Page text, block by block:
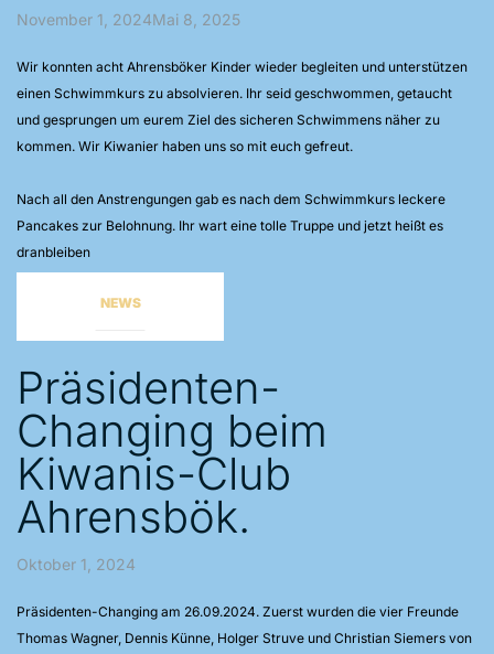
November 1, 2024Mai 8, 2025
Wir konnten acht Ahrensböker Kinder wieder begleiten und unterstützen
einen Schwimmkurs zu absolvieren. Ihr seid geschwommen, getaucht
und gesprungen um eurem Ziel des sicheren Schwimmens näher zu
kommen. Wir Kiwanier haben uns so mit euch gefreut.
Nach all den Anstrengungen gab es nach dem Schwimmkurs leckere
Pancakes zur Belohnung. Ihr wart eine tolle Truppe und jetzt heißt es
dranbleiben
NEWS
Präsidenten-
Changing beim
Kiwanis-Club
Ahrensbök.
Oktober 1, 2024
Präsidenten-Changing am 26.09.2024. Zuerst wurden die vier Freunde
Thomas Wagner, Dennis Künne, Holger Struve und Christian Siemers von